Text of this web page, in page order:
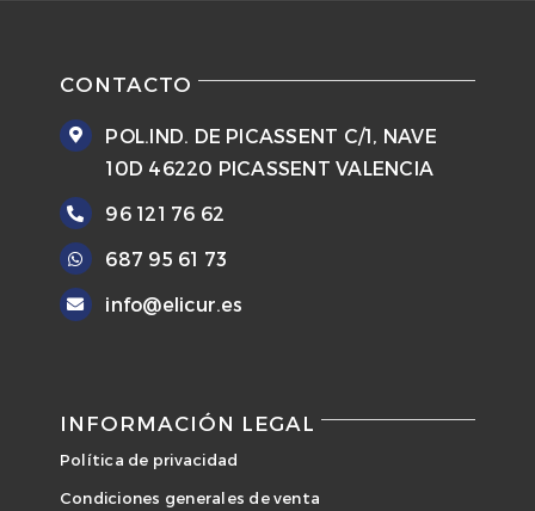
DISEÑOS
CONTACTO
POL.IND. DE PICASSENT C/1, NAVE
10D 46220 PICASSENT VALENCIA
96 121 76 62
687 95 61 73
info@elicur.es
INFORMACIÓN LEGAL
Política de privacidad
Condiciones generales de venta